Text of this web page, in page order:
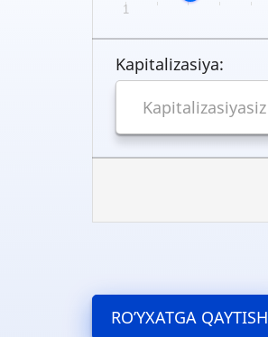
1
Kapitalizasiya:
RO’YXATGA QAYTISH